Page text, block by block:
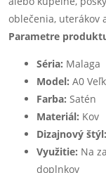
oblečenia, uterákov
Parametre
Séria: Malaga
Model: A0
Farba: Satén
Materiál: Kov
Dizajnový štýl:
Využitie: Na
doplnkov